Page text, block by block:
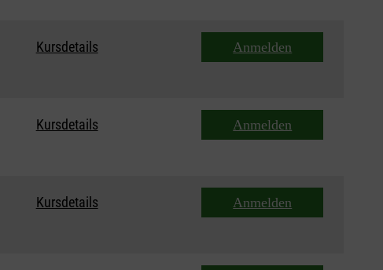
Kursdetails Anmelden
Kursdetails Anmelden
Kursdetails Anmelden